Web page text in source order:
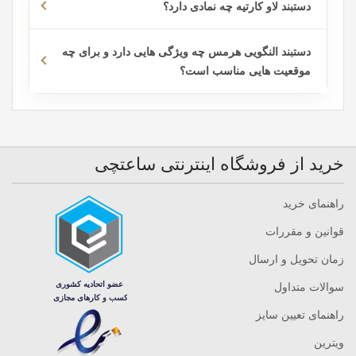
طلا طرح ونکلیف و مدل های بسیار متنوع دیگری در سایت گالری ساعتچی
موجود هستند. در ادامه نوع های متفاوت دستبند النگویی مورد بررسی قرار
گرفته اند:
این نوع دستبندها دارای طراحی های مینیمال و ساده هستند و اغلب به صورت
یک حلقه ی طلایی بدون تزیینات اضافی ساخته می شوند. سادگی این مدل ها
آن ها را برای استفاده روزمره و همزمان با سایر زیورآلات مناسب می کند.
2- دستبند النگویی با طرح های حکاکی شده
این مدل دستبندها با حکاکی های زیبا و هنری بر روی سطح طلا تزیین شده اند.
این حکاکی ها می تواند شامل نقوش سنتی، گل ها، طرح های هندسی یا حتی
دستبند لاو کارتیه چه نمادی دارد؟
دستبند النگویی هرمس چه ویژگی هایی دارد و برای چه
موقعیت هایی مناسب است؟
خرید از فروشگاه اینترنتی ساعتچی
راهنمای خرید
قوانین و مقررات
زمان تحویل و ارسال
سوالات متداول
راهنمای تعیین سایز
ویترین